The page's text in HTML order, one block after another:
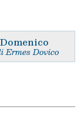
Ermes Dovico